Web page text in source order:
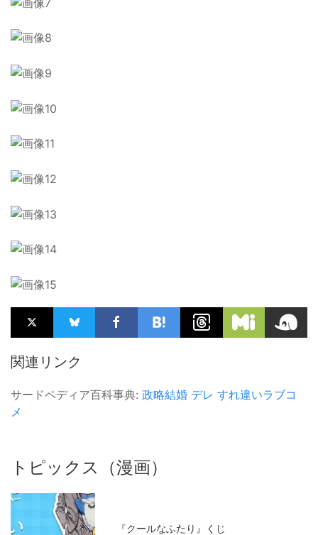
関連リンク
サードペディア百科事典: 政略結婚 デレ すれ違いラブコ
メ
トピックス（漫画）
『クールなふたり』くじ